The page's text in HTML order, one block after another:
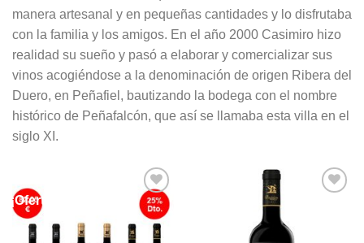
manera artesanal y en pequeñas cantidades y lo disfrutaba
con la familia y los amigos. En el año 2000 Casimiro hizo
realidad su sueño y pasó a elaborar y comercializar sus
vinos acogiéndose a la denominación de origen Ribera del
Duero, en Peñafiel, bautizando la bodega con el nombre
histórico de Peñafalcón, que así se llamaba esta villa en el
siglo XI.
¡Oferta!